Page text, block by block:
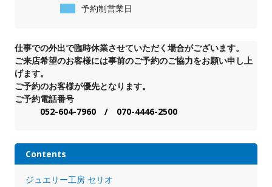
予約制営業日
仕事での外出で臨時休業させていただく場合がございます。
ご来店希望のお客様には事前のご予約のご協力をお願い申し上
げます。
ご予約のお客様が優先となります。
ご予約電話番号
052-604-7960 / 070-4446-2500
Contents
ジュエリー工房 セリオ